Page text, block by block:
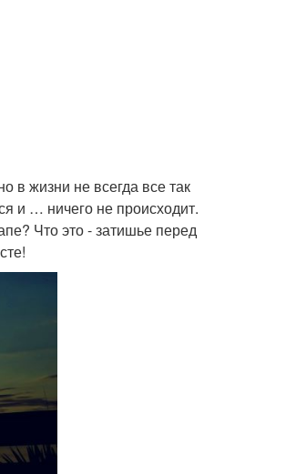
в жизни не всегда все так
и … ничего не происходит.
Что это - затишье перед